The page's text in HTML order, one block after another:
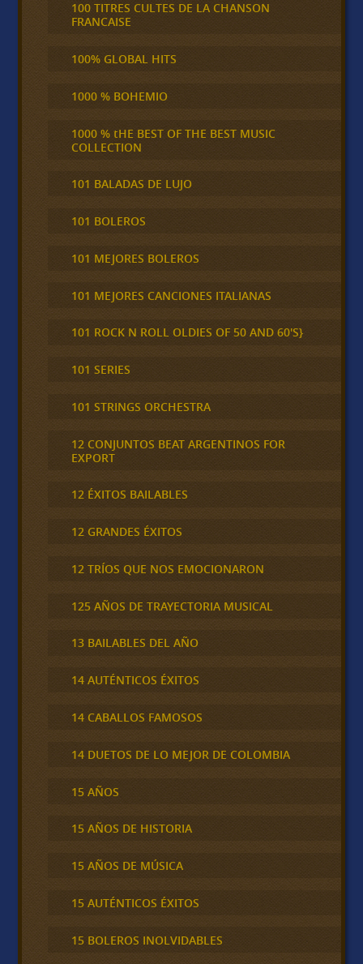
100 TITRES CULTES DE LA CHANSON
FRANCAISE
100% GLOBAL HITS
1000 % BOHEMIO
1000 % tHE BEST OF THE BEST MUSIC
COLLECTION
101 BALADAS DE LUJO
101 BOLEROS
101 MEJORES BOLEROS
101 MEJORES CANCIONES ITALIANAS
101 ROCK N ROLL OLDIES OF 50 AND 60'S}
101 SERIES
101 STRINGS ORCHESTRA
12 CONJUNTOS BEAT ARGENTINOS FOR
EXPORT
12 ÉXITOS BAILABLES
12 GRANDES ÉXITOS
12 TRÍOS QUE NOS EMOCIONARON
125 AÑOS DE TRAYECTORIA MUSICAL
13 BAILABLES DEL AÑO
14 AUTÉNTICOS ÉXITOS
14 CABALLOS FAMOSOS
14 DUETOS DE LO MEJOR DE COLOMBIA
15 AÑOS
15 AÑOS DE HISTORIA
15 AÑOS DE MÚSICA
15 AUTÉNTICOS ÉXITOS
15 BOLEROS INOLVIDABLES